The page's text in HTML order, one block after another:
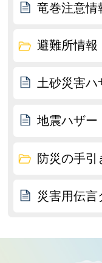
竜巻注意情
避難所情報
土砂災害ハ
地震ハザー
防災の手引
災害用伝言